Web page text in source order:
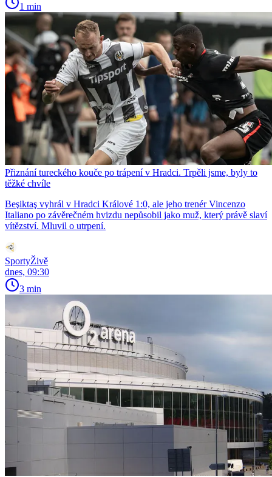
1 min
Přiznání tureckého kouče po trápení v Hradci. Trpěli jsme, byly to
těžké chvíle
Beşiktaş vyhrál v Hradci Králové 1:0, ale jeho trenér Vincenzo
Italiano po závěrečném hvizdu nepůsobil jako muž, který právě slaví
vítězství. Mluvil o utrpení.
SportyŽivě
dnes, 09:30
3 min